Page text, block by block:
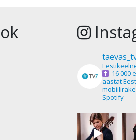
16 000
aastat
Spotify